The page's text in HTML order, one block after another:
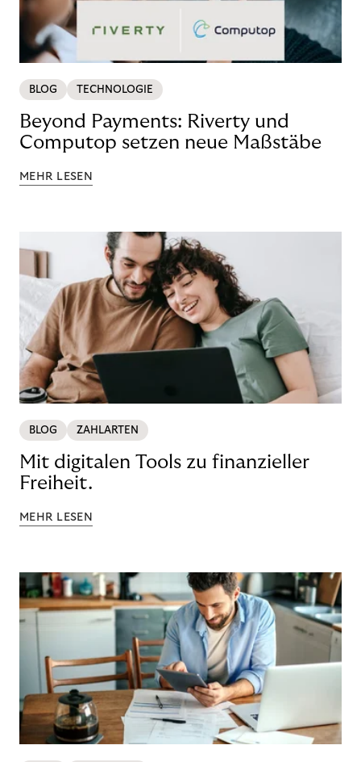
BLOG TECHNOLOGIE
Beyond Payments: Riverty und
Computop setzen neue Maßstäbe
MEHR LESEN
BLOG ZAHLARTEN
Mit digitalen Tools zu finanzieller
Freiheit.
MEHR LESEN